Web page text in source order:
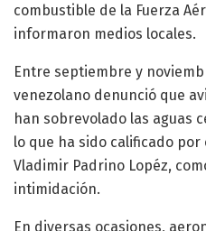
combustible de la Fuerza
informaron medios locales.
Entre septiembre y
venezolano denunció que
han sobrevolado las aguas
lo que ha sido calificado
Vladimir Padrino Lopéz,
intimidación.
En diversas ocasiones,